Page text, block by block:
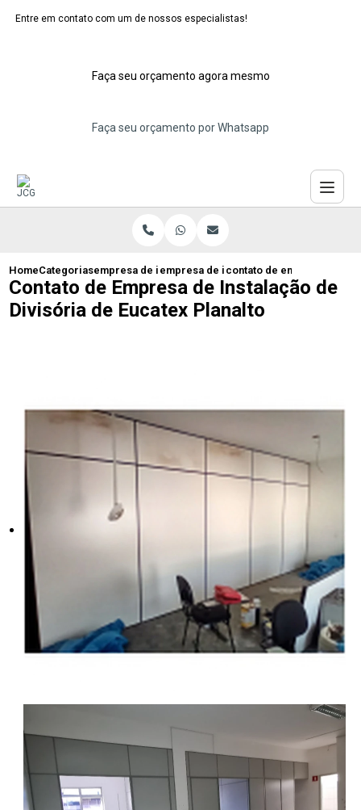
Entre em contato com um de nossos especialistas!
Faça seu orçamento agora mesmo
Faça seu orçamento por Whatsapp
HomeCategoriasempresa de instalacao de eucatex
empresa de instalacao de divisorias
contato de empresa de
Contato de Empresa de Instalação de
Divisória de Eucatex Planalto